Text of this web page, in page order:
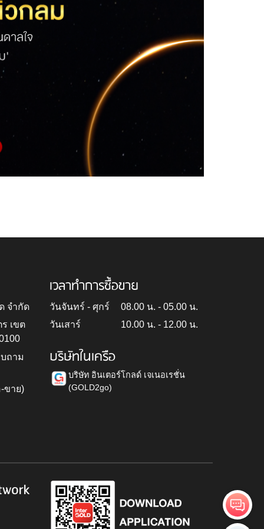
จำกัด
เขต
ถาม
ขาย)
เวลาทำการซื้อขาย
วันจันทร์ - ศุกร์
08.00 น. - 05.00 น.
วันเสาร์
10.00 น. - 12.00 น.
บริษัทในเครือ
บริษัท อินเตอร์โกลด์ เจเนอเรชั่น
(GOLD2go)